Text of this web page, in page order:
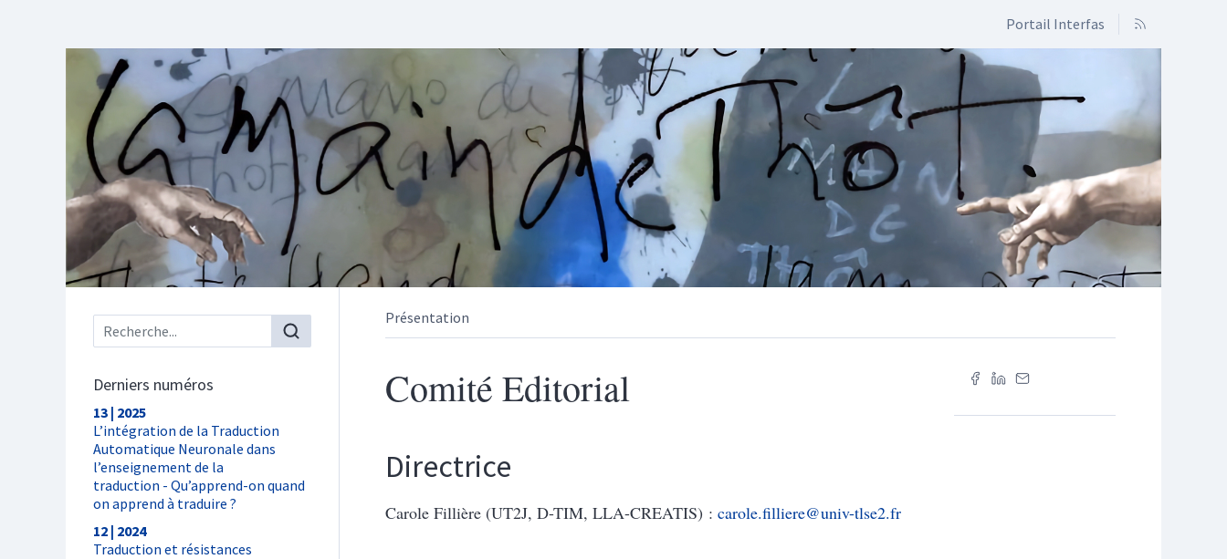
Portail Interfas
Menu principal
Derniers numéros
13 | 2025
L’intégration de la Traduction
Automatique Neuronale dans
l’enseignement de la
traduction - Qu’apprend-on quand
on apprend à traduire ?
12 | 2024
Traduction et résistances
Présentation
Comité Editorial
Directrice
Carole Fillière (UT2J, D-TIM, LLA-CREATIS) : carole.filliere@univ-tlse2.fr